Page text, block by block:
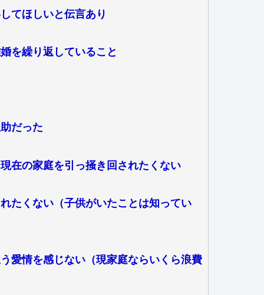
てほしいと伝言あり
を繰り返していること
だった
在の家庭を引っ掻き回されたくない
たくない（子供がいたことは知ってい
愛情を感じない（現家庭ならいくら浪費